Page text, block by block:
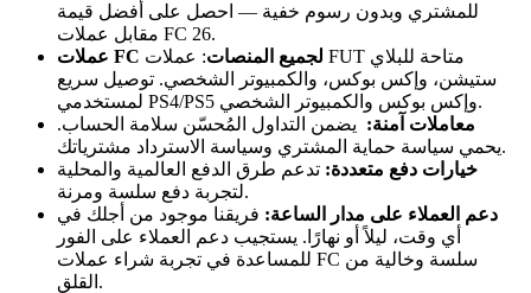
للمشتري وبدون رسوم خفية — احصل على أفضل قيمة
مقابل عملات FC 26.
عملات FC لجميع المنصات: عملات FUT متاحة للبلاي
ستيشن، وإكس بوكس، والكمبيوتر الشخصي. توصيل سريع
لمستخدمي PS4/PS5 وإكس بوكس والكمبيوتر الشخصي.
معاملات آمنة: يضمن التداول المُحسّن سلامة الحساب.
يحمي سياسة حماية المشتري وسياسة الاسترداد مشترياتك.
خيارات دفع متعددة: تدعم طرق الدفع العالمية والمحلية
لتجربة دفع سلسة ومرنة.
دعم العملاء على مدار الساعة: فريقنا موجود من أجلك في
أي وقت، ليلاً أو نهارًا. يستجيب دعم العملاء على الفور
للمساعدة في تجربة شراء عملات FC سلسة وخالية من
القلق.